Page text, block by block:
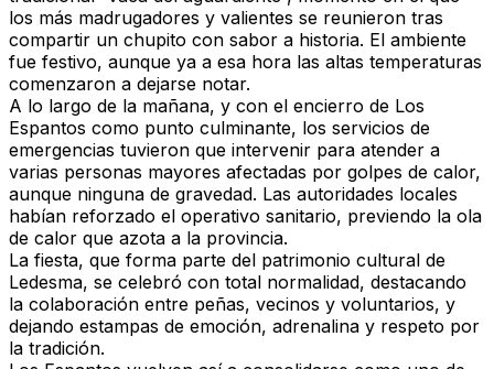
los más madrugadores y valientes se reunieron tras
compartir un chupito con sabor a historia. El ambiente
fue festivo, aunque ya a esa hora las altas temperaturas
comenzaron a dejarse notar.
A lo largo de la mañana, y con el encierro de Los
Espantos como punto culminante, los servicios de
emergencias tuvieron que intervenir para atender a
varias personas mayores afectadas por golpes de calor,
aunque ninguna de gravedad. Las autoridades locales
habían reforzado el operativo sanitario, previendo la ola
de calor que azota a la provincia.
La fiesta, que forma parte del patrimonio cultural de
Ledesma, se celebró con total normalidad, destacando
la colaboración entre peñas, vecinos y voluntarios, y
dejando estampas de emoción, adrenalina y respeto por
la tradición.